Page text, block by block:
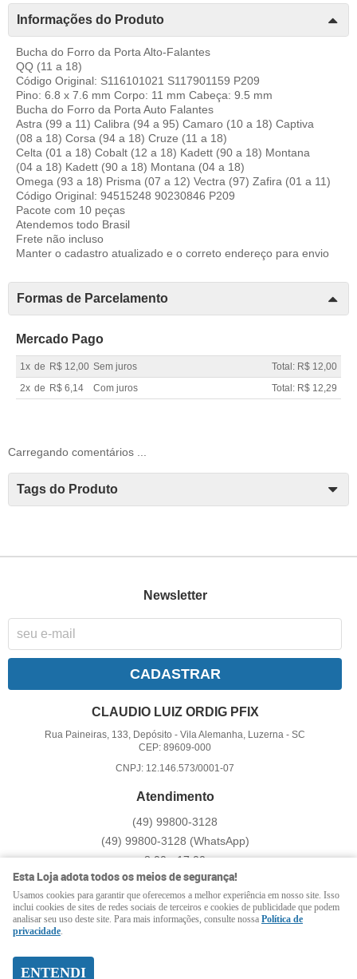
Informações do Produto
Bucha do Forro da Porta Alto-Falantes
QQ (11 a 18)
Código Original: S116101021 S117901159 P209
Pino: 6.8 x 7.6 mm Corpo: 11 mm Cabeça: 9.5 mm
Bucha do Forro da Porta Auto Falantes
Astra (99 a 11) Calibra (94 a 95) Camaro (10 a 18) Captiva
(08 a 18) Corsa (94 a 18) Cruze (11 a 18)
Celta (01 a 18) Cobalt (12 a 18) Kadett (90 a 18) Montana
(04 a 18) Kadett (90 a 18) Montana (04 a 18)
Omega (93 a 18) Prisma (07 a 12) Vectra (97) Zafira (01 a 11)
Código Original: 94515248 90230846 P209
Pacote com 10 peças
Atendemos todo Brasil
Frete não incluso
Manter o cadastro atualizado e o correto endereço para envio
Formas de Parcelamento
Mercado Pago
1x de R$ 12,00 Sem juros
Total: R$ 12,00
2x de R$ 6,14 Com juros Total: R$ 12,29
Carregando comentários ...
Tags do Produto
Newsletter
CADASTRAR
CLAUDIO LUIZ ORDIG PFIX
Rua Paineiras, 133, Depósito -Vila Alemanha, Luzerna -SC
CEP: 89609-000
CNPJ: 12.146.573/0001-07
Atendimento
(49) 99800-3128
(49) 99800-3128 (WhatsApp)
8:00 - 17:00
pfix@pfix.com.br
LOJA VIRTUAL CRIADA POR
Esta Loja adota todos os meios de segurança!
Usamos cookies para garantir que oferecemos a melhor experiência em nosso site. Isso
inclui cookies de sites de redes sociais de terceiros e cookies de publicidade que podem
analisar seu uso deste site. Para mais informações, consulte nossa Política de
privacidade.
ENTENDI